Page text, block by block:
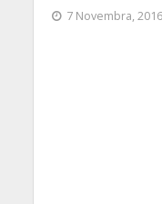
7 Novembra, 2016